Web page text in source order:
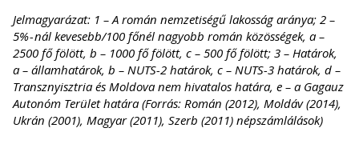
Jelmagyarázat: 1 – A román nemzetiségű lakosság aránya; 2 –
5% - nál kevesebb/100 főnél nagyobb román közösségek, a –
2500 fő fölött, b – 1000 fő fölött, c – 500 fő fölött; 3 – Határok,
a – államhatárok, b – NUTS-2 határok, c – NUTS-3 határok, d –
Transznyisztria és Moldova nem hivatalos határa, e – a Gagauz
Autonóm Terület határa (Forrás: Román (2012), Moldáv (2014),
Ukrán (2001), Magyar (2011), Szerb (2011) népszámlálások)